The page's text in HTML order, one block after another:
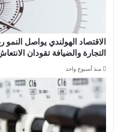
الاقتصاد الهولندي يواصل النمو
التجارة والضيافة تقودان
منذ أسبوع واحد